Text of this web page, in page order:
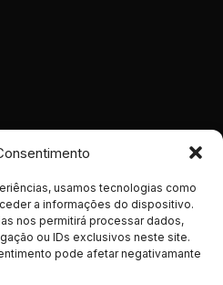
usamos tecnologias como
a informações do dispositivo.
nos permitirá processar dados,
ou IDs exclusivos neste site.
pode afetar negativamante